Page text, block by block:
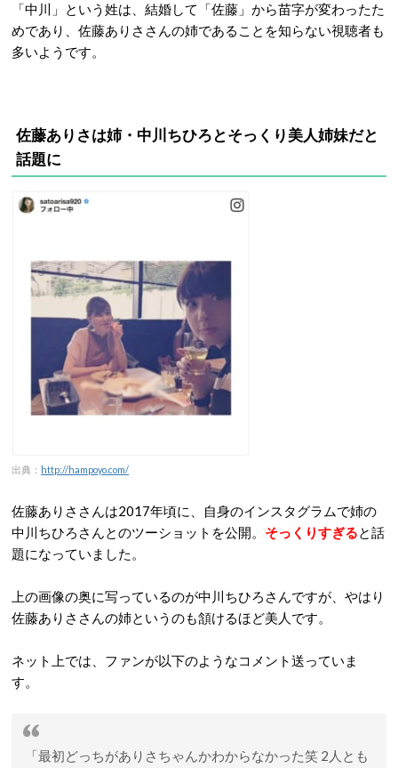
「中川」という姓は、結婚して「佐藤」から苗字が変わったた
めであり、佐藤ありささんの姉であることを知らない視聴者も
多いようです。
佐藤ありさは姉・中川ちひろとそっくり美人姉妹だと
話題に
出典： http://hampoyo.com/
佐藤ありささんは2017年頃に、自身のインスタグラムで姉の
中川ちひろさんとのツーショットを公開。 そっくりすぎると話
題になっていました。
上の画像の奥に写っているのが中川ちひろさんですが、やはり
佐藤ありささんの姉というのも頷けるほど美人です。
ネット上では、ファンが以下のようなコメント送っていま
す。
「最初どっちがありさちゃんかわからなかった笑 2人とも